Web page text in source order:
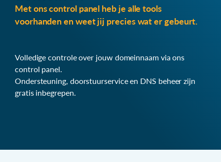
Met ons control panel heb je alle tools
voorhanden en weet jij precies wat er gebeurt.
Volledige controle over jouw domeinnaam via ons
control panel.
Ondersteuning, doorstuurservice en DNS beheer zijn
gratis inbegrepen.